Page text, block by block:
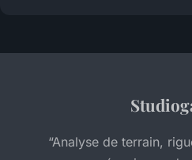
“Analyse de terrain,